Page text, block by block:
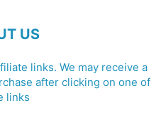
US
links. We may receive a
after clicking on one of
links